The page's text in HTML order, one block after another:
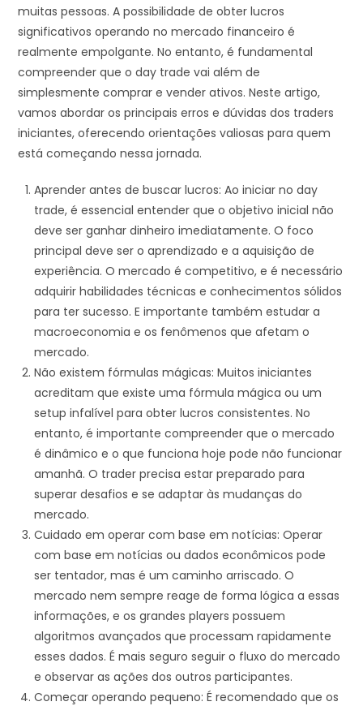
muitas pessoas. A possibilidade de obter lucros
significativos operando no mercado financeiro é
realmente empolgante. No entanto, é fundamental
compreender que o day trade vai além de
simplesmente comprar e vender ativos. Neste artigo,
vamos abordar os principais erros e dúvidas dos traders
iniciantes, oferecendo orientações valiosas para quem
está começando nessa jornada.
Aprender antes de buscar lucros: Ao iniciar no day
trade, é essencial entender que o objetivo inicial não
deve ser ganhar dinheiro imediatamente. O foco
principal deve ser o aprendizado e a aquisição de
experiência. O mercado é competitivo, e é necessário
adquirir habilidades técnicas e conhecimentos sólidos
para ter sucesso. E importante também estudar a
macroeconomia e os fenômenos que afetam o
mercado.
Não existem fórmulas mágicas: Muitos iniciantes
acreditam que existe uma fórmula mágica ou um
setup infalível para obter lucros consistentes. No
entanto, é importante compreender que o mercado
é dinâmico e o que funciona hoje pode não funcionar
amanhã. O trader precisa estar preparado para
superar desafios e se adaptar às mudanças do
mercado.
Cuidado em operar com base em notícias: Operar
com base em notícias ou dados econômicos pode
ser tentador, mas é um caminho arriscado. O
mercado nem sempre reage de forma lógica a essas
informações, e os grandes players possuem
algoritmos avançados que processam rapidamente
esses dados. É mais seguro seguir o fluxo do mercado
e observar as ações dos outros participantes.
Começar operando pequeno: É recomendado que os